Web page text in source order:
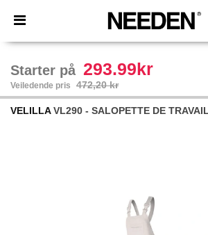
× Needen-app
Bedre priser i appen!
Starter på 293.99kr
Veiledende pris 472,20 kr
VELILLAVL290 - SALOPETTE DE TRAVAIL